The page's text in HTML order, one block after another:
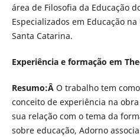
área de Filosofia da Educação
Especializados em Educação
Santa Catarina.
Experiência e formação em
Resumo:Â O trabalho tem
conceito de experiência na
sua relação com o tema da
sobre educação, Adorno